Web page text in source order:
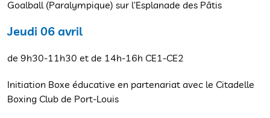
Goalball (Paralympique) sur l’Esplanade des Pâtis
Jeudi 06 avril
de 9h30-11h30 et de 14h-16h CE1-CE2
Initiation Boxe éducative en partenariat avec le Citadelle
Boxing Club de Port-Louis